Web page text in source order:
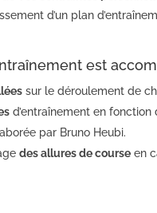
d’un plan
est
sur le déroulement de
d’entraînement en
par Bruno Heubi.
des allures de course en